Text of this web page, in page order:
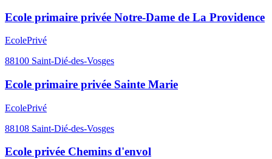
Ecole primaire privée Notre-Dame de La Providence
EcolePrivé
88100 Saint-Dié-des-Vosges
Ecole primaire privée Sainte Marie
EcolePrivé
88108 Saint-Dié-des-Vosges
Ecole privée Chemins d'envol